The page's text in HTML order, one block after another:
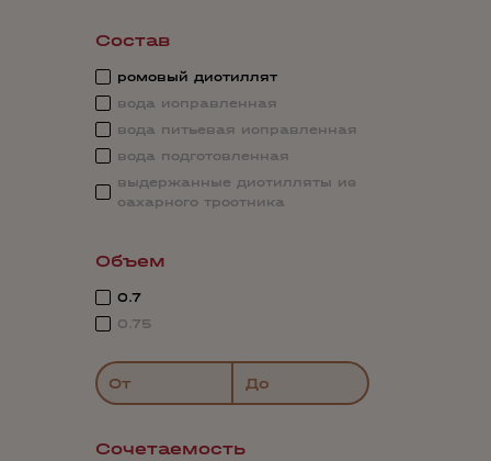
Состав
ромовый дистиллят
вода исправленная
вода питьевая исправленная
вода подготовленная
выдержанные дистилляты из
сахарного тростника
Объем
0.7
0.75
От До
Сочетаемость